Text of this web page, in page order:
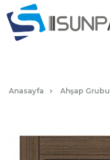
Anasayfa Ahşap Grubu